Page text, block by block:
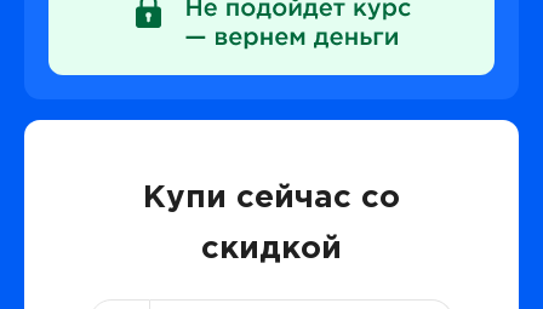
Купи сейчас со
скидкой